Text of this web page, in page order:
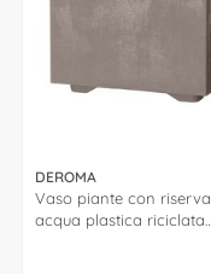
DEROMA
Vaso piante con riserva
acqua plastica riciclata